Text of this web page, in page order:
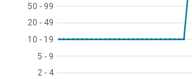
2 - 4
2 - 4
5 - 9
5 - 9
10 - 19
10 - 19
20 - 49
20 - 49
50 - 99
50 - 99